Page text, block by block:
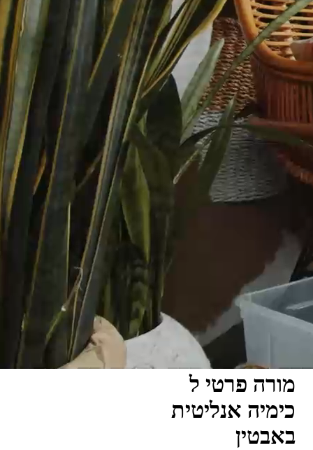
מורה פרטי ל
כימיה אנליטית
באבטין